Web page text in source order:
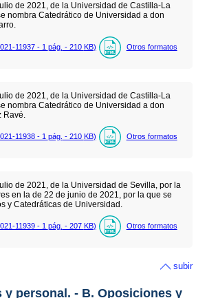
de 2021, de la Universidad de Castilla-La
nombra Catedrático de Universidad a don
11937 - 1 pág. - 210 KB) Otros formatos
de 2021, de la Universidad de Castilla-La
nombra Catedrático de Universidad a don
11938 - 1 pág. - 210 KB) Otros formatos
de 2021, de la Universidad de Sevilla, por la
en la de 22 de junio de 2021, por la que se
y Catedráticas de Universidad.
11939 - 1 pág. - 207 KB) Otros formatos
subir
y personal. - B. Oposiciones y